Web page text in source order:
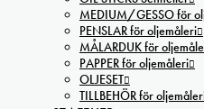
MEDIUM/GESSO för
PENSLAR för oljemåleri
MÅLARDUK för
PAPPER för oljemåleri
OLJESET
TILLBEHÖR för